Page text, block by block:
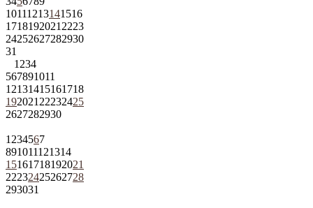
10111213141516
1718192021 2223
24252627282930
31
1 234
567891011
12131415161718
192021 22232425
2627282930
1 234567
891011121314
15161718192021
22232425262728
293031